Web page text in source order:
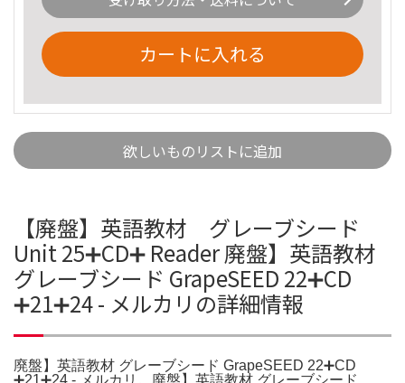
カートに入れる
欲しいものリストに追加
【廃盤】英語教材 グレーブシード
Unit 25➕CD➕ Reader 廃盤】英語教材
グレーブシード GrapeSEED 22➕CD
➕21➕24 - メルカリの詳細情報
廃盤】英語教材 グレーブシード GrapeSEED 22➕CD
➕21➕24 - メルカリ。廃盤】英語教材 グレーブシード